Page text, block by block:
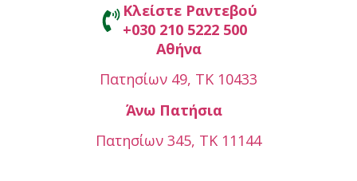
Κλείστε Ραντεβού
+030 210 5222 500
Αθήνα
Πατησίων 49, ΤΚ 10433
Άνω Πατήσια
Πατησίων 345, ΤΚ 11144